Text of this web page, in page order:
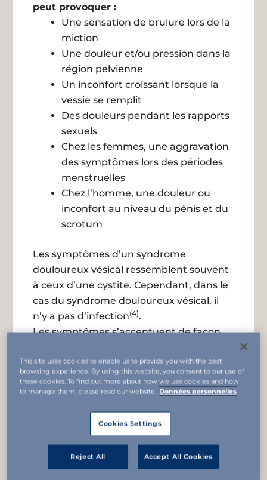
peut provoquer :
Une sensation de brulure lors de la
miction
Une douleur et/ou pression dans la
région pelvienne
Un inconfort croissant lorsque la
vessie se remplit
Des douleurs pendant les rapports
sexuels
Chez les femmes, une aggravation
des symptômes lors des périodes
menstruelles
Chez l’homme, une douleur ou
inconfort au niveau du pénis et du
scrotum
Les symptômes d’un syndrome
douloureux vésical ressemblent souvent
à ceux d’une cystite. Cependant, dans le
cas du syndrome douloureux vésical, il
n’y a pas d’infection(4).
Les symptômes s’accentuent de façon
d’exacerbation et d’amélioration(3). Très
douloureuse, la maladie impacte
fortement le quotidien des patients,
pouvant même conduire à des
(1)et parfois à l’arrêt de leur
vie professionnelle(3). On comprend
aisément que, pour les cas les plus
critiques, il soit difficile de conserver une
This site uses cookies to enable us to provide you with the best
browsing experience. By using this website, you consent to our use of
these cookies. To find out more about how we use cookies and how
to manage them, please read our website. Données personnelles
Cookies Settings
Reject All Accept All Cookies